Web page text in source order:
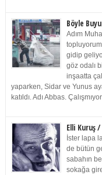
Böyle
Adım
gidip
göz odalı
inşaatta
yaparken, Sidar ve Yunus
katıldı. Adı Abbas.
Elli Kuruş
İster lapa
de bütün
sabahın
sokağa